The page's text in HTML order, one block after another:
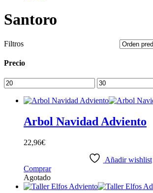
Santoro
Filtros
Precio
Precio
mínimo
Precio
máximo
Arbol Navidad Adviento
22,96€
Añadir wishlist
Comprar
Agotado